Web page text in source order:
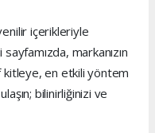
içerikleriyle
markanızın
kitleye, en etkili yöntem
bilinirliğinizi ve